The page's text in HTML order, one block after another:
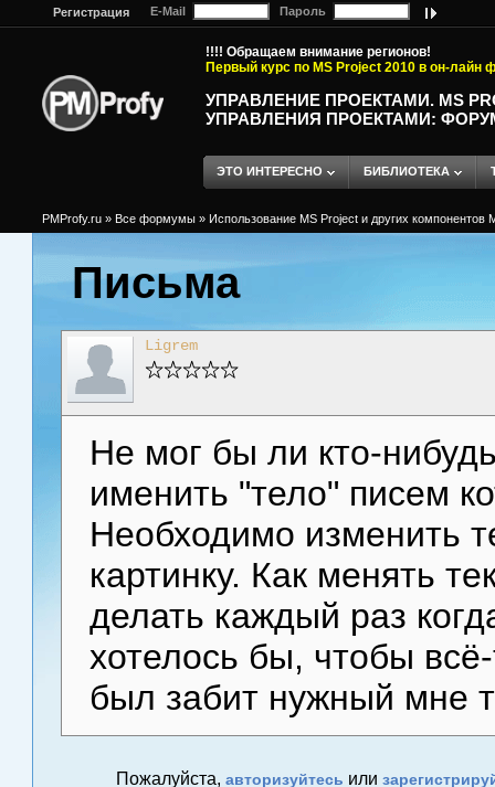
Регистрация E-Mail Пароль
!!!! Обращаем внимание регионов!
Первый курс по MS Project 2010 в он-лайн
УПРАВЛЕНИЕ ПРОЕКТАМИ. MS
УПРАВЛЕНИЯ ПРОЕКТАМИ:
ЭТО ИНТЕРЕСНО БИБЛИОТЕКА
PMProfy.ru » Все формумы » Использование MS Project и других компонентов
Письма
Ligrem
Не мог бы ли кто-
именить "тело" писем
Необходимо изменить
картинку. Как менять
делать каждый раз
хотелось бы, чтобы
был забит нужный мне
Пожалуйста, авторизуйтесь или